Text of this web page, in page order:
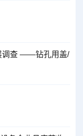
调查 ——钻孔用盖/